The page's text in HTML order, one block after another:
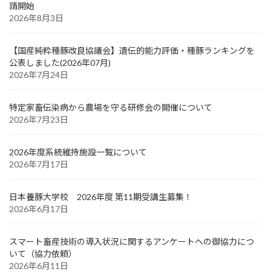
請開始
2026年8月3日
【国産純粋種豚改良協議会】遺伝的能力評価・種豚ランキングを
公表しました(2026年07月)
2026年7月24日
特定家畜伝染病から農場を守る研修会の開催について
2026年7月23日
2026年度系統維持施設一覧について
2026年7月17日
日本養豚大学校 2026年度 第11期受講生募集！
2026年6月17日
スマート畜産技術の導入状況に関するアンケートへの御協力につ
いて（協力依頼）
2026年6月11日